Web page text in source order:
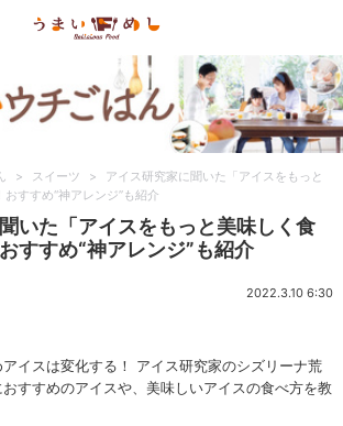
> スイーツ >
アイス研究家に聞いた「アイスをもっと
すすめ“神アレンジ”も紹介
いた「アイスをもっと美味しく食
すすめ“神アレンジ”も紹介
2022.3.10 6:30
イスは変化する！ アイス研究家のシズリーナ荒
すすめのアイスや、美味しいアイスの食べ方を教